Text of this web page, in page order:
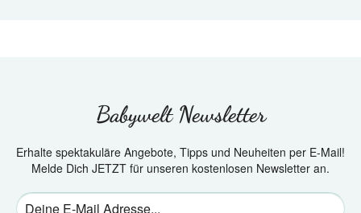
Babywelt Newsletter
Erhalte spektakuläre Angebote, Tipps und Neuheiten per E-Mail!
Melde Dich JETZT für unseren kostenlosen Newsletter an.